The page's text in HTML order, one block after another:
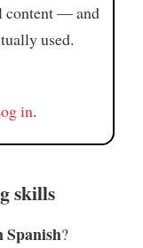
content — and
used.
in.
skills
Spanish?